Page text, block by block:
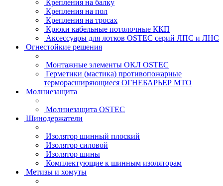
Крепления на балку
Крепления на пол
Крепления на тросах
Крюки кабельные потолочные ККП
Аксессуары для лотков OSTEC серий ЛПС и ЛНС
Огнестойкие решения
Монтажные элементы ОКЛ OSTEC
Герметики (мастика) противопожарные
терморасширяющиеся ОГНЕБАРЬЕР МТО
Молниезащита
Молниезащита OSTEC
Шинодержатели
Изолятор шинный плоский
Изолятор силовой
Изолятор шины
Комплектующие к шинным изоляторам
Метизы и хомуты